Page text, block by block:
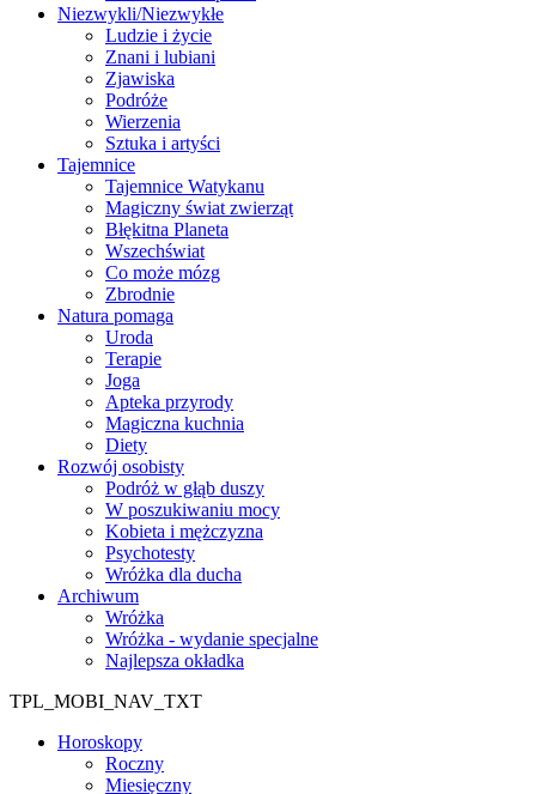
Niezwykli/Niezwykłe
Ludzie i życie
Znani i lubiani
Zjawiska
Podróże
Wierzenia
Sztuka i artyści
Tajemnice
Tajemnice Watykanu
Magiczny świat zwierząt
Błękitna Planeta
Wszechświat
Co może mózg
Zbrodnie
Natura pomaga
Uroda
Terapie
Joga
Apteka przyrody
Magiczna kuchnia
Diety
Rozwój osobisty
Podróż w głąb duszy
W poszukiwaniu mocy
Kobieta i mężczyzna
Psychotesty
Wróżka dla ducha
Archiwum
Wróżka
Wróżka - wydanie specjalne
Najlepsza okładka
TPL_MOBI_NAV_TXT
Horoskopy
Roczny
Miesięczny